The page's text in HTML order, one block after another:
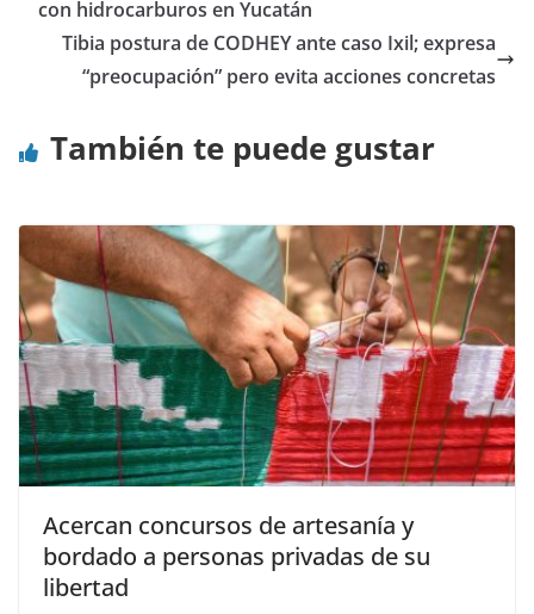
con hidrocarburos en Yucatán
Tibia postura de CODHEY ante caso Ixil; expresa
“preocupación” pero evita acciones concretas
También te puede gustar
Acercan concursos de artesanía y
bordado a personas privadas de su
libertad